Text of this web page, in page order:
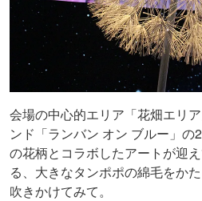
会場の中心的エリア「花畑エリ
ンド「ランバン オン ブルー」の
の花柄とコラボしたアートが迎
る、大きなタンポポの綿毛をか
吹きかけてみて。